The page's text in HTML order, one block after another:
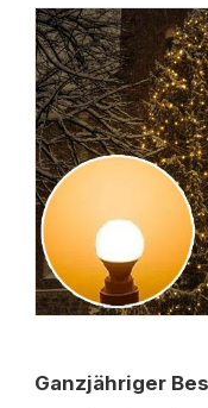
Ganzjähriger